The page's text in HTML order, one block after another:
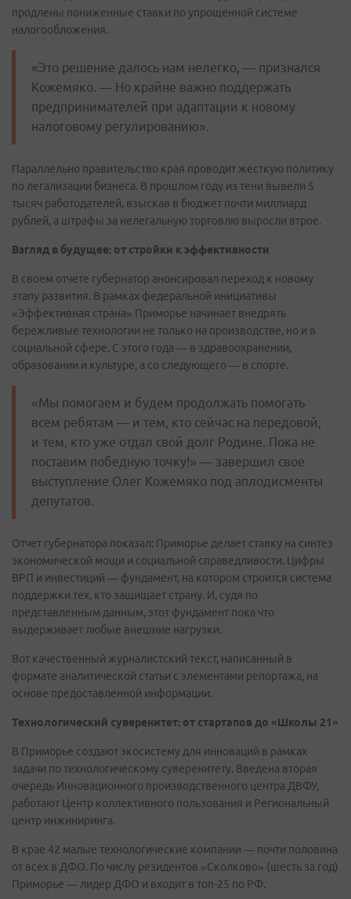
продлены пониженные ставки по упрощенной системе
налогообложения.
«Это решение далось нам нелегко, — признался
Кожемяко. — Но крайне важно поддержать
предпринимателей при адаптации к новому
налоговому регулированию».
Параллельно правительство края проводит жесткую политику
по легализации бизнеса. В прошлом году из тени вывели 5
тысяч работодателей, взыскав в бюджет почти миллиард
рублей, а штрафы за нелегальную торговлю выросли втрое.
Взгляд в будущее: от стройки к эффективности
В своем отчете губернатор анонсировал переход к новому
этапу развития. В рамках федеральной инициативы
«Эффективная страна» Приморье начинает внедрять
бережливые технологии не только на производстве, но и в
социальной сфере. С этого года — в здравоохранении,
образовании и культуре, а со следующего — в спорте.
«Мы помогаем и будем продолжать помогать
всем ребятам — и тем, кто сейчас на передовой,
и тем, кто уже отдал свой долг Родине. Пока не
поставим победную точку!» — завершил свое
выступление Олег Кожемяко под аплодисменты
депутатов.
Отчет губернатора показал: Приморье делает ставку на синтез
экономической мощи и социальной справедливости. Цифры
ВРП и инвестиций — фундамент, на котором строится система
поддержки тех, кто защищает страну. И, судя по
представленным данным, этот фундамент пока что
выдерживает любые внешние нагрузки.
Вот качественный журналистский текст, написанный в
формате аналитической статьи с элементами репортажа, на
основе предоставленной информации.
Технологический суверенитет: от стартапов до «Школы 21»
В Приморье создают экосистему для инноваций в рамках
задачи по технологическому суверенитету. Введена вторая
очередь Инновационного производственного центра ДВФУ,
работают Центр коллективного пользования и Региональный
центр инжиниринга.
В крае 42 малые технологические компании — почти половина
от всех в ДФО. По числу резидентов «Сколково» (шесть за год)
Приморье — лидер ДФО и входит в топ-25 по РФ.